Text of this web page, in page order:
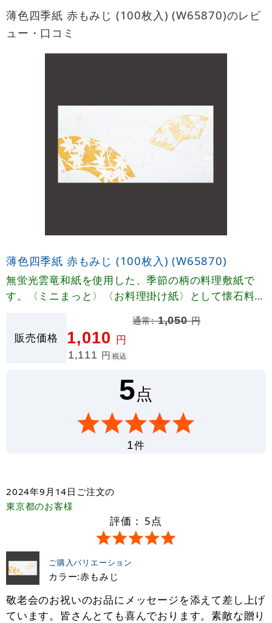
薄色四季紙 赤もみじ (100枚入) (W65870)のレビ
ュー・口コミ
薄色四季紙 赤もみじ (100枚入) (W65870)
無蛍光雲竜和紙を使用した、季節の柄の料理敷紙で
す。〈ミニまっと〉〈お料理掛け紙〉として懐石料理
販売価格
通常:1,050円
1,010 円
1,111 円 税込
5点
1件
2024年9月14日 ご注文の
東京都のお客様
評価： 5点
ご購入バリエーション
カラー:赤もみじ
敬老会のお祝いのお品にメッセージを添えて差し上げ
ています。皆さんとても喜んでおります。素敵な贈り